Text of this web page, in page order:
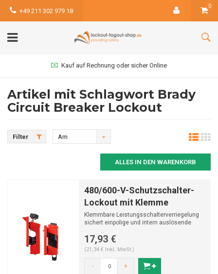
+49 211 302 979 18
0
Kauf auf Rechnung oder sicher Online
Artikel mit Schlagwort Brady
Circuit Breaker Lockout
Filter
Am
ALLES IN DEN WARENKORB
480/600-V-Schutzschalter-
Lockout mit Klemme
Klemmbare Leistungsschalterverriegelung
sichert einpolige und intern auslösende
17,93 €
(21,34 € Inkl. MwSt.)
- +